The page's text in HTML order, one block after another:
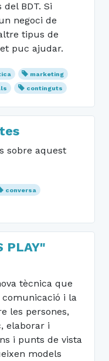
BDT. Si
negoci de
tipus de
puc ajudar.
marketing
continguts
sobre aquest
conversa
PLAY"
tècnica que
i la
les persones,
elaborar i
i punts de vista
models